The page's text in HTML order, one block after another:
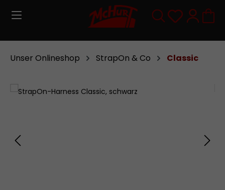
Zum Hauptinhalt springen Du hast
Unser Onlineshop StrapOn & Co Classic
Bildergalerie überspringen